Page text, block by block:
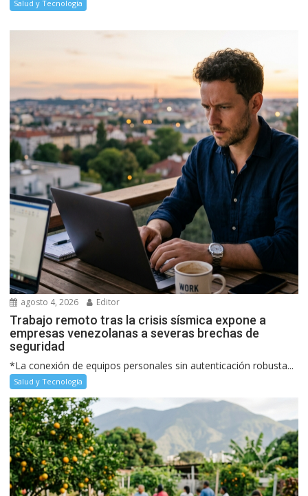
Salud y Tecnología
agosto 4, 2026 Editor
Trabajo remoto tras la crisis sísmica expone a
empresas venezolanas a severas brechas de
seguridad
*La conexión de equipos personales sin autenticación robusta...
Salud y Tecnología